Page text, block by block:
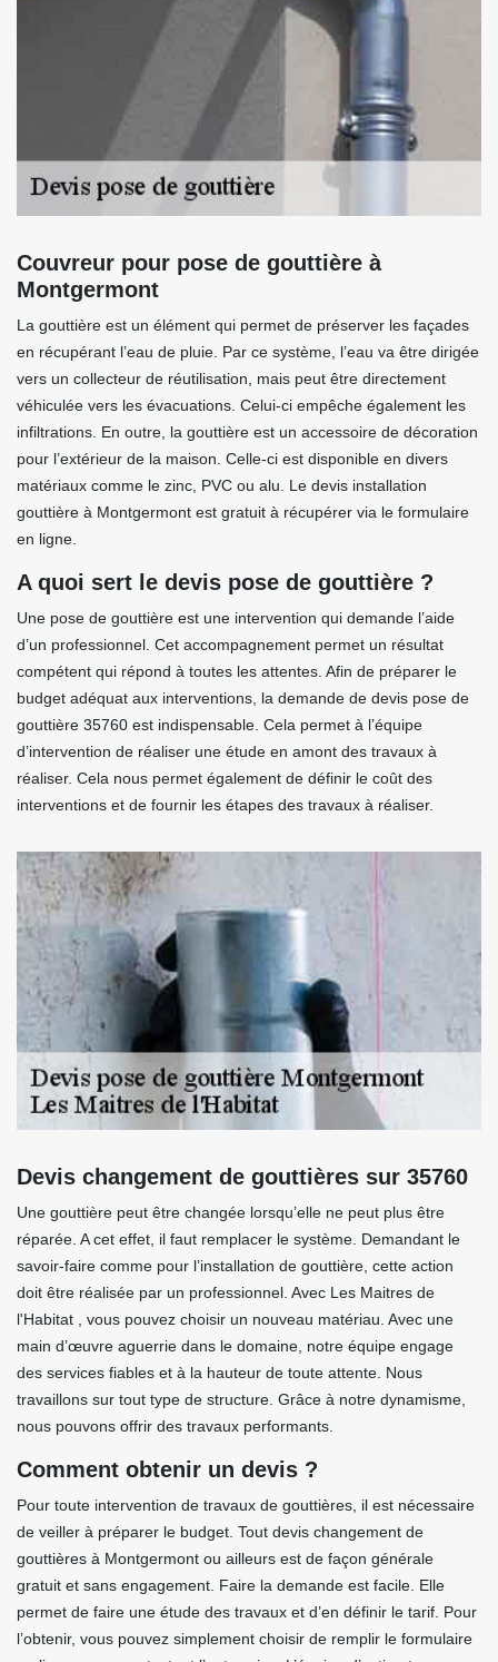
Couvreur pour pose de gouttière à
Montgermont
La gouttière est un élément qui permet de préserver les façades
en récupérant l’eau de pluie. Par ce système, l’eau va être dirigée
vers un collecteur de réutilisation, mais peut être directement
véhiculée vers les évacuations. Celui-ci empêche également les
infiltrations. En outre, la gouttière est un accessoire de décoration
pour l’extérieur de la maison. Celle-ci est disponible en divers
matériaux comme le zinc, PVC ou alu. Le devis installation
gouttière à Montgermont est gratuit à récupérer via le formulaire
en ligne.
A quoi sert le devis pose de gouttière ?
Une pose de gouttière est une intervention qui demande l’aide
d’un professionnel. Cet accompagnement permet un résultat
compétent qui répond à toutes les attentes. Afin de préparer le
budget adéquat aux interventions, la demande de devis pose de
gouttière 35760 est indispensable. Cela permet à l’équipe
d’intervention de réaliser une étude en amont des travaux à
réaliser. Cela nous permet également de définir le coût des
interventions et de fournir les étapes des travaux à réaliser.
Devis changement de gouttières sur 35760
Une gouttière peut être changée lorsqu’elle ne peut plus être
réparée. A cet effet, il faut remplacer le système. Demandant le
savoir-faire comme pour l’installation de gouttière, cette action
doit être réalisée par un professionnel. Avec Les Maitres de
l'Habitat , vous pouvez choisir un nouveau matériau. Avec une
main d’œuvre aguerrie dans le domaine, notre équipe engage
des services fiables et à la hauteur de toute attente. Nous
travaillons sur tout type de structure. Grâce à notre dynamisme,
nous pouvons offrir des travaux performants.
Comment obtenir un devis ?
Pour toute intervention de travaux de gouttières, il est nécessaire
de veiller à préparer le budget. Tout devis changement de
gouttières à Montgermont ou ailleurs est de façon générale
gratuit et sans engagement. Faire la demande est facile. Elle
permet de faire une étude des travaux et d’en définir le tarif. Pour
l’obtenir, vous pouvez simplement choisir de remplir le formulaire